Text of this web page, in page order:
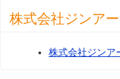
株式会社ジンア
株式会社ジンア